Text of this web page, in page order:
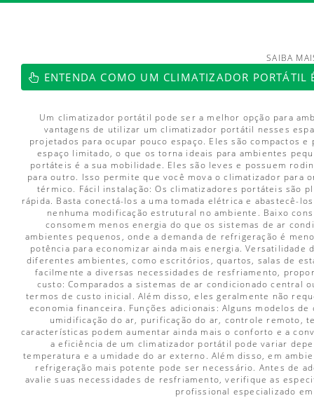
https://www.luftmaxi.com.br/ SAIBA
ENTENDA COMO UM CLIMATIZADOR PORTÁTIL
Um climatizador portátil pode ser a melhor opção para
vantagens de utilizar um climatizador portátil nesses
projetados para ocupar pouco espaço. Eles são compactos
espaço limitado, o que os torna ideais para ambientes
portáteis é a sua mobilidade. Eles são leves e possuem
para outro. Isso permite que você mova o climatizador para
térmico. Fácil instalação: Os climatizadores portáteis são
rápida. Basta conectá-los a uma tomada elétrica e abastecê-
nenhuma modificação estrutural no ambiente. Baixo
consomem menos energia do que os sistemas de ar
ambientes pequenos, onde a demanda de refrigeração é
potência para economizar ainda mais energia.
diferentes ambientes, como escritórios, quartos, salas de
facilmente a diversas necessidades de resfriamento,
custo: Comparados a sistemas de ar condicionado
termos de custo inicial. Além disso, eles geralmente não
economia financeira. Funções adicionais: Alguns modelos
umidificação do ar, purificação do ar, controle remoto,
características podem aumentar ainda mais o conforto e a
a eficiência de um climatizador portátil pode variar
temperatura e a umidade do ar externo. Além disso, em
refrigeração mais potente pode ser necessário. Antes de
avalie suas necessidades de resfriamento, verifique as
profissional especializado